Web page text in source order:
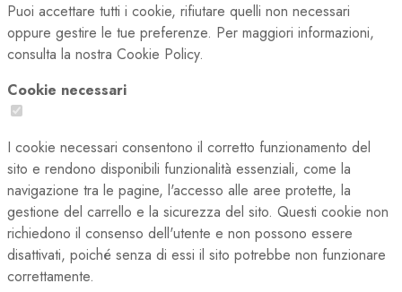
Puoi accettare tutti i cookie, rifiutare quelli non necessari
oppure gestire le tue preferenze. Per maggiori informazioni,
consulta la nostra Cookie Policy.
Cookie necessari
I cookie necessari consentono il corretto funzionamento del
sito e rendono disponibili funzionalità essenziali, come la
navigazione tra le pagine, l'accesso alle aree protette, la
gestione del carrello e la sicurezza del sito. Questi cookie non
richiedono il consenso dell'utente e non possono essere
disattivati, poiché senza di essi il sito potrebbe non funzionare
correttamente.